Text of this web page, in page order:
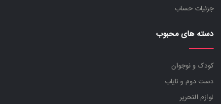
جزئیات حساب
دسته های محبوب
کودک و نوجوان
دست دوم و نایاب
لوازم التحریر